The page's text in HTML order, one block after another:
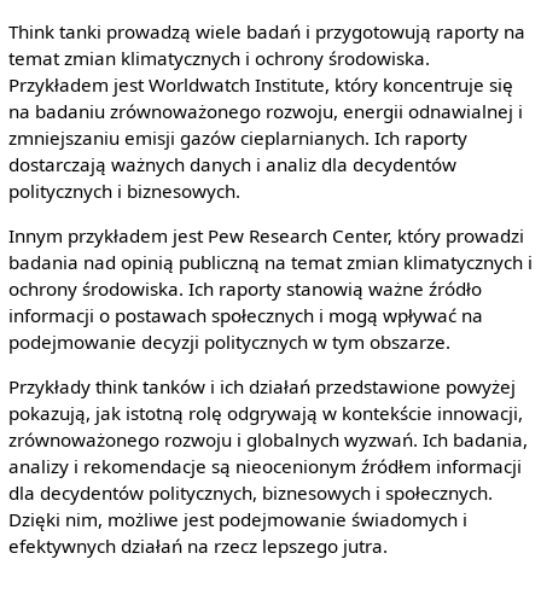
Think tanki prowadzą wiele badań i przygotowują raporty na
temat zmian klimatycznych i ochrony środowiska.
Przykładem jest Worldwatch Institute, który koncentruje się
na badaniu zrównoważonego rozwoju, energii odnawialnej i
zmniejszaniu emisji gazów cieplarnianych. Ich raporty
dostarczają ważnych danych i analiz dla decydentów
politycznych i biznesowych.
Innym przykładem jest Pew Research Center, który prowadzi
badania nad opinią publiczną na temat zmian klimatycznych i
ochrony środowiska. Ich raporty stanowią ważne źródło
informacji o postawach społecznych i mogą wpływać na
podejmowanie decyzji politycznych w tym obszarze.
Przykłady think tanków i ich działań przedstawione powyżej
pokazują, jak istotną rolę odgrywają w kontekście innowacji,
zrównoważonego rozwoju i globalnych wyzwań. Ich badania,
analizy i rekomendacje są nieocenionym źródłem informacji
dla decydentów politycznych, biznesowych i społecznych.
Dzięki nim, możliwe jest podejmowanie świadomych i
efektywnych działań na rzecz lepszego jutra.